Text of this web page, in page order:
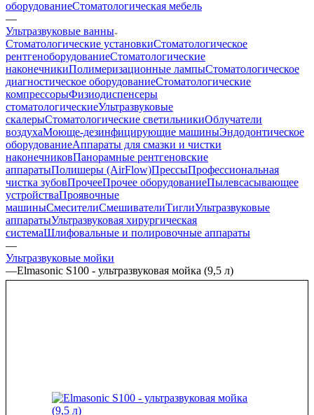
оборудованиеСтоматологическая мебель
—
Ультразвуковые ванны
Стоматологические установкиСтоматологическое
рентгеноборудованиеСтоматологические
наконечникиПолимеризационные лампыСтоматологическое
диагностическое оборудованиеСтоматологические
компрессорыФизиодиспенсеры
стоматологическиеУльтразвуковые
скалерыСтоматологические светильникиОблучатели
воздухаМоюще-дезинфицирующие машиныЭндодонтическое
оборудованиеАппараты для смазки и чистки
наконечниковПанорамные рентгеновские
аппаратыПолишеры (AirFlow)ПрессыПрофессиональная
чистка зубовПрочееПрочее оборудованиеПылевсасывающее
устройстваПроявочные
машиныСмесителиСмешивателиТиглиУльтразвуковые
аппаратыУльтразвуковая хирургическая
системаШлифовальные и полировочные аппараты
—
Ультразвуковые мойки
—Elmasonic S100 - ультразвуковая мойка (9,5 л)